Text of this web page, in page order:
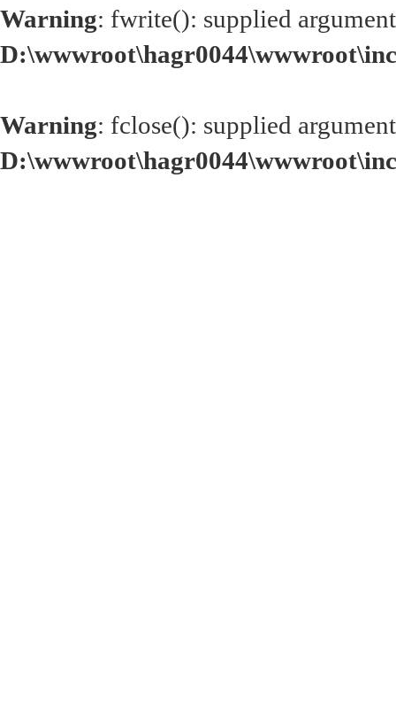
Warning: fwrite(): supplied
Warning: fclose(): supplied